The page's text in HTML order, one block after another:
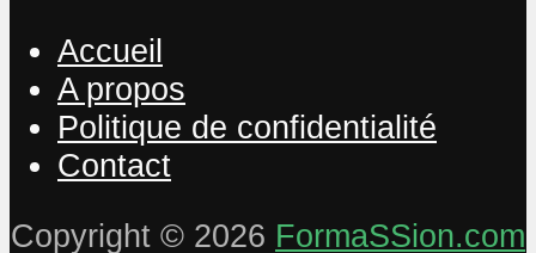
Accueil
A propos
Politique de confidentialité
Contact
Copyright © 2026 FormaSSion.com